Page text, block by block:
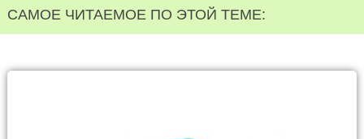
САМОЕ ЧИТАЕМОЕ ПО ЭТОЙ ТЕМЕ: